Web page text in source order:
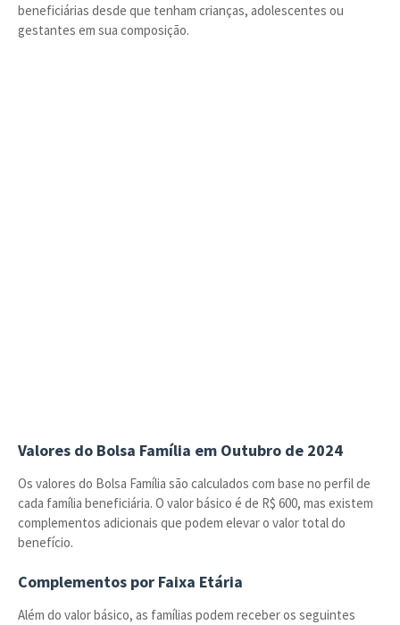
beneficiárias desde que tenham crianças, adolescentes ou
gestantes em sua composição.
Valores do Bolsa Família em Outubro de 2024
Os valores do Bolsa Família são calculados com base no perfil de
cada família beneficiária. O valor básico é de R$ 600, mas existem
complementos adicionais que podem elevar o valor total do
benefício.
Complementos por Faixa Etária
Além do valor básico, as famílias podem receber os seguintes